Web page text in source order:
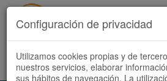
Acceder Registrate ahora
Configuración de privacidad
Utilizamos cookies propias y de
nuestros servicios, elaborar
sus hábitos de navegación. La